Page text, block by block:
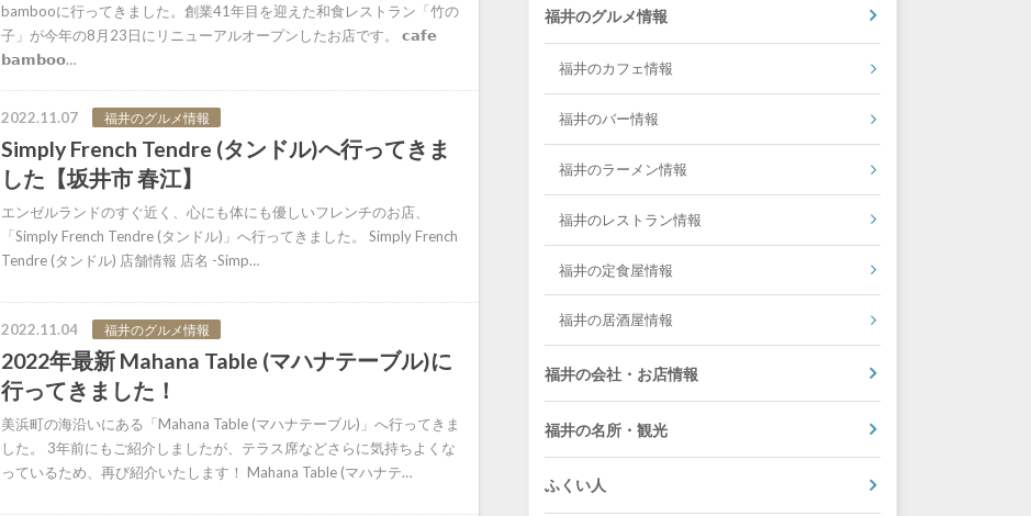
bambooに行ってきました。創業41年目を迎えた和食レストラン「竹の
子」が今年の8月23日にリニューアルオープンしたお店です。 𝗰𝗮𝗳𝗲
𝗯𝗮𝗺𝗯𝗼𝗼…
2022.11.07 福井のグルメ情報
Simply French Tendre (タンドル)へ行ってきま
した【坂井市 春江】
エンゼルランドのすぐ近く、心にも体にも優しいフレンチのお店、
「Simply French Tendre (タンドル)」へ行ってきました。 Simply French
Tendre (タンドル) 店舗情報 店名 -Simp…
2022.11.04 福井のグルメ情報
2022年最新 Mahana Table (マハナテーブル)に
行ってきました！
美浜町の海沿いにある「Mahana Table (マハナテーブル)」へ行ってきま
した。 3年前にもご紹介しましたが、テラス席などさらに気持ちよくな
っているため、再び紹介いたします！ Mahana Table (マハナテ…
福井のグルメ情報
福井のカフェ情報
福井のバー情報
福井のラーメン情報
福井のレストラン情報
福井の定食屋情報
福井の居酒屋情報
福井の会社・お店情報
福井の名所・観光
ふくい人